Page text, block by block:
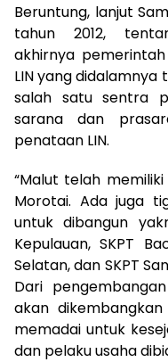
Beruntung, lanjut
tahun 2012,
akhirnya
LIN yang
salah satu sentra
sarana dan
penataan LIN.
“Malut telah
Morotai. Ada juga
untuk dibangun
Kepulauan, SKPT
Selatan, dan SKPT
Dari
akan
memadai untuk
dan pelaku usaha